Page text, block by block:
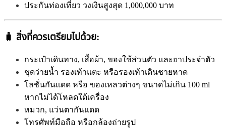
ประกันท่องเที่ยว วงเงินสูงสุด 1,000,000 บาท
🧳 สิ่งที่ควรเตรียมไปด้วย:
กระเป๋าเดินทาง, เสื้อผ้า, ของใช้ส่วนตัว และยาประจำตัว
ชุดว่ายน้ำ รองเท้าแตะ หรือรองเท้าเดินชายหาด
โลชั่นกันแดด หรือ ของเหลวต่างๆ ขนาดไม่เกิน 100 ml
หากไม่ได้โหลดใต้เครื่อง
หมวก, แว่นตากันแดด
โทรศัพท์มือถือ หรือกล้องถ่ายรูป